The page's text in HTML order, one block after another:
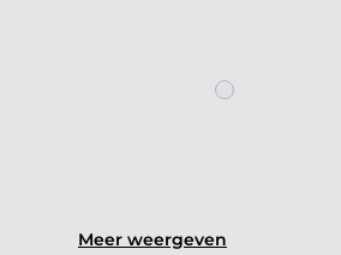
Meer weergeven